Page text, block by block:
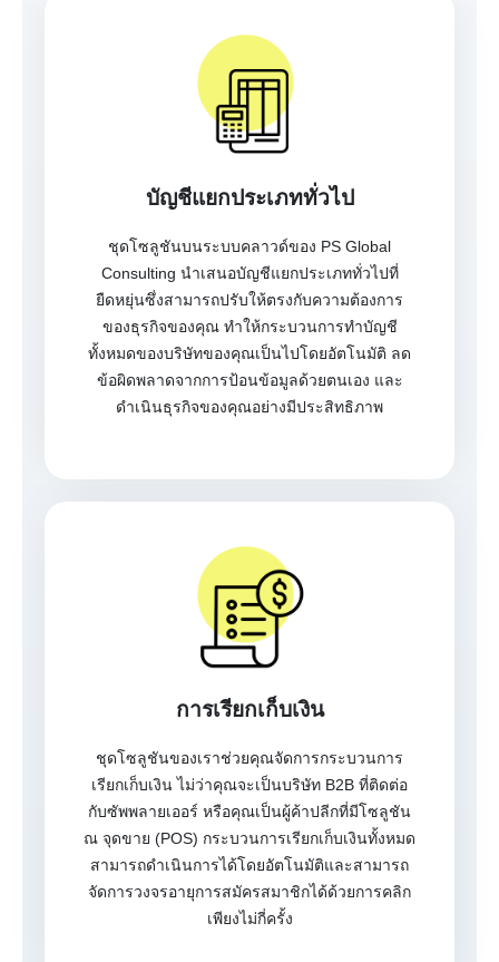
บัญชีแยกประเภททั่วไป
ชุดโซลูชันบนระบบคลาวด์ของ PS Global
Consulting นำเสนอบัญชีแยกประเภททั่วไปที่
ยืดหยุ่นซึ่งสามารถปรับให้ตรงกับความต้องการ
ของธุรกิจของคุณ ทำให้กระบวนการทำบัญชี
ทั้งหมดของบริษัทของคุณเป็นไปโดยอัตโนมัติ ลด
ข้อผิดพลาดจากการป้อนข้อมูลด้วยตนเอง และ
ดำเนินธุรกิจของคุณอย่างมีประสิทธิภาพ
การเรียกเก็บเงิน
ชุดโซลูชันของเราช่วยคุณจัดการกระบวนการ
เรียกเก็บเงิน ไม่ว่าคุณจะเป็นบริษัท B2B ที่ติดต่อ
กับซัพพลายเออร์ หรือคุณเป็นผู้ค้าปลีกที่มีโซลูชัน
ณ จุดขาย (POS) กระบวนการเรียกเก็บเงินทั้งหมด
สามารถดำเนินการได้โดยอัตโนมัติและสามารถ
จัดการวงจรอายุการสมัครสมาชิกได้ด้วยการคลิก
เพียงไม่กี่ครั้ง